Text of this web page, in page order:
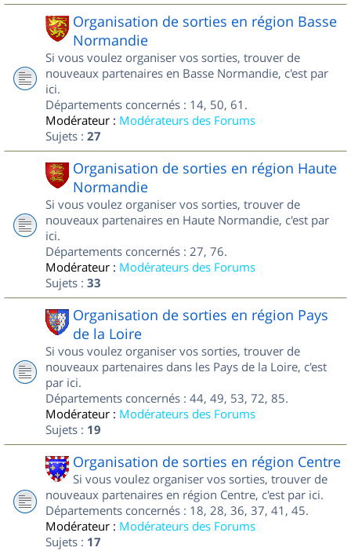
Organisation de sorties en région Basse
Normandie
Si vous voulez organiser vos sorties, trouver de
nouveaux partenaires en Basse Normandie, c'est par
ici.
Départements concernés : 14, 50, 61.
Modérateur : Modérateurs des Forums
Sujets : 27
Organisation de sorties en région Haute
Normandie
Si vous voulez organiser vos sorties, trouver de
nouveaux partenaires en Haute Normandie, c'est par
ici.
Départements concernés : 27, 76.
Modérateur : Modérateurs des Forums
Sujets : 33
Organisation de sorties en région Pays
de la Loire
Si vous voulez organiser vos sorties, trouver de
nouveaux partenaires dans les Pays de la Loire, c'est
par ici.
Départements concernés : 44, 49, 53, 72, 85.
Modérateur : Modérateurs des Forums
Sujets : 19
Organisation de sorties en région Centre
Si vous voulez organiser vos sorties, trouver de
nouveaux partenaires en région Centre, c'est par ici.
Départements concernés : 18, 28, 36, 37, 41, 45.
Modérateur : Modérateurs des Forums
Sujets : 17